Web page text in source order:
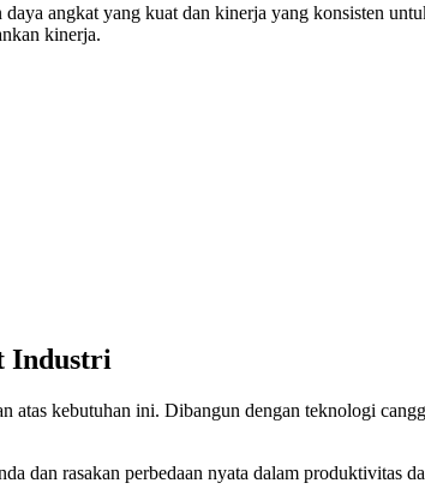
angkat yang kuat dan kinerja yang konsisten
kinerja.
Industri
atas kebutuhan ini. Dibangun dengan teknologi
dan rasakan perbedaan nyata dalam